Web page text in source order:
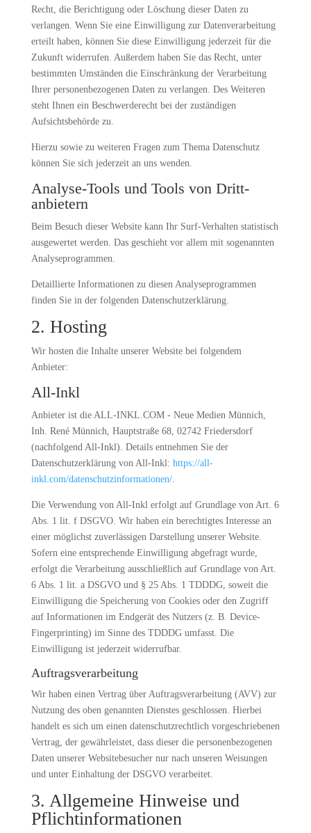
Recht, die Berichtigung oder Löschung dieser Daten zu
verlangen. Wenn Sie eine Einwilligung zur Datenverarbeitung
erteilt haben, können Sie diese Einwilligung jederzeit für die
Zukunft widerrufen. Außerdem haben Sie das Recht, unter
bestimmten Umständen die Einschränkung der Verarbeitung
Ihrer personenbezogenen Daten zu verlangen. Des Weiteren
steht Ihnen ein Beschwerderecht bei der zuständigen
Aufsichtsbehörde zu.
Hierzu sowie zu weiteren Fragen zum Thema Datenschutz
können Sie sich jederzeit an uns wenden.
Analyse-Tools und Tools von Dritt­
anbietern
Beim Besuch dieser Website kann Ihr Surf-Verhalten statistisch
ausgewertet werden. Das geschieht vor allem mit sogenannten
Analyseprogrammen.
Detaillierte Informationen zu diesen Analyseprogrammen
finden Sie in der folgenden Datenschutzerklärung.
2. Hosting
Wir hosten die Inhalte unserer Website bei folgendem
Anbieter:
All-Inkl
Anbieter ist die ALL-INKL.COM - Neue Medien Münnich,
Inh. René Münnich, Hauptstraße 68, 02742 Friedersdorf
(nachfolgend All-Inkl). Details entnehmen Sie der
Datenschutzerklärung von All-Inkl: https://all-
inkl.com/datenschutzinformationen/.
Die Verwendung von All-Inkl erfolgt auf Grundlage von Art. 6
Abs. 1 lit. f DSGVO. Wir haben ein berechtigtes Interesse an
einer möglichst zuverlässigen Darstellung unserer Website.
Sofern eine entsprechende Einwilligung abgefragt wurde,
erfolgt die Verarbeitung ausschließlich auf Grundlage von Art.
6 Abs. 1 lit. a DSGVO und § 25 Abs. 1 TDDDG, soweit die
Einwilligung die Speicherung von Cookies oder den Zugriff
auf Informationen im Endgerät des Nutzers (z. B. Device-
Fingerprinting) im Sinne des TDDDG umfasst. Die
Einwilligung ist jederzeit widerrufbar.
Auftragsverarbeitung
Wir haben einen Vertrag über Auftragsverarbeitung (AVV) zur
Nutzung des oben genannten Dienstes geschlossen. Hierbei
handelt es sich um einen datenschutzrechtlich vorgeschriebenen
Vertrag, der gewährleistet, dass dieser die personenbezogenen
Daten unserer Websitebesucher nur nach unseren Weisungen
und unter Einhaltung der DSGVO verarbeitet.
3. Allgemeine Hinweise und
Pflicht­informationen